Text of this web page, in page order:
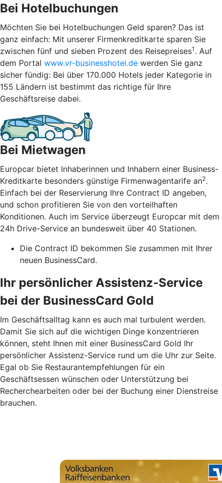
Bei Hotelbuchungen
Möchten Sie bei Hotelbuchungen Geld sparen? Das ist
ganz einfach: Mit unserer Firmenkreditkarte sparen Sie
zwischen fünf und sieben Prozent des Reisepreises1 . Auf
dem Portal www.vr-businesshotel.de werden Sie ganz
sicher fündig: Bei über 170.000 Hotels jeder Kategorie in
155 Ländern ist bestimmt das richtige für Ihre
Geschäftsreise dabei.
Bei Mietwagen
Europcar bietet Inhaberinnen und Inhabern einer Business-
Kreditkarte besonders günstige Firmenwagentarife an2.
Einfach bei der Reservierung Ihre Contract ID angeben,
und schon profitieren Sie von den vorteilhaften
Konditionen. Auch im Service überzeugt Europcar mit dem
24h Drive-Service an bundesweit über 40 Stationen.
Die Contract ID bekommen Sie zusammen mit Ihrer
neuen BusinessCard.
Ihr persönlicher Assistenz-Service
bei der BusinessCard Gold
Im Geschäftsalltag kann es auch mal turbulent werden.
Damit Sie sich auf die wichtigen Dinge konzentrieren
können, steht Ihnen mit einer BusinessCard Gold Ihr
persönlicher Assistenz-Service rund um die Uhr zur Seite.
Egal ob Sie Restaurantempfehlungen für ein
Geschäftsessen wünschen oder Unterstützung bei
Recherchearbeiten oder bei der Buchung einer Dienstreise
brauchen.